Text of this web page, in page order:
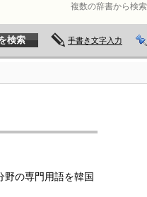
複数の辞書から検
手書き文字入力
野の専門用語を韓国